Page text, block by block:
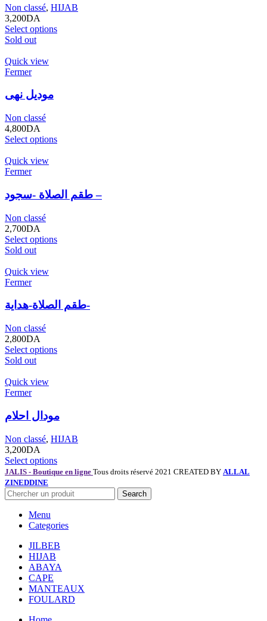
Non classé, HIJAB
3,200DA
Select options
Sold out
Quick view
Fermer
موديل نهى
Non classé
4,800DA
Select options
Quick view
Fermer
طقم الصلاة -سجود –
Non classé
2,700DA
Select options
Sold out
Quick view
Fermer
طقم الصلاة-هداية-
Non classé
2,800DA
Select options
Sold out
Quick view
Fermer
مودال احلام
Non classé, HIJAB
3,200DA
Select options
JALIS - Boutique en ligne Tous droits réservé 2021 CREATED BY ALLAL
ZINEDDINE
Search
Menu
Categories
JILBEB
HIJAB
ABAYA
CAPE
MANTEAUX
FOULARD